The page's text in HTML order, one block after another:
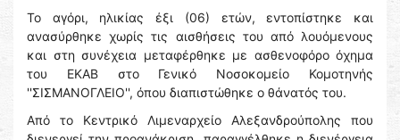
Το αγόρι, ηλικίας έξι (06) ετών, εντοπίστηκε και
ανασύρθηκε χωρίς τις αισθήσεις του από λουόμενους
και στη συνέχεια μεταφέρθηκε με ασθενοφόρο όχημα
του ΕΚΑΒ στο Γενικό Νοσοκομείο Κομοτηνής
''ΣΙΣΜΑΝΟΓΛΕΙΟ'', όπου διαπιστώθηκε ο θάνατός του.
Από το Κεντρικό Λιμεναρχείο Αλεξανδρούπολης που